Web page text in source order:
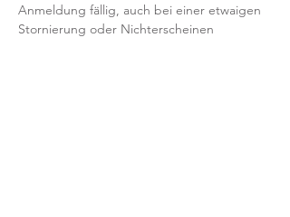
Anmeldung fällig, auch bei einer etwaigen
Stornierung oder Nichterscheinen